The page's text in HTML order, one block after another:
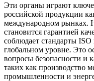
Эти органы играют
российской продукции
международном рынках.
становится гарантией
соблюдает стандарты
глобальном уровне. Это
вопросы безопасности и
таких как производство
промышленности и